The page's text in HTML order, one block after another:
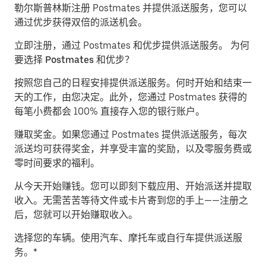
勒尔斯普林斯注册 Postmates 并提供派送服务，您可以
通过优步获得双倍的派送机会。
立即注册，通过 Postmates 和优步提供派送服务。 为何
要选择 Postmates 和优步？
按照您自己的日程安排提供派送服务。 何时开始和结束一
天的工作，由您决定。此外，您通过 Postmates 获得的
每笔小费都会 100% 直接存入您的银行账户。
赚取奖金。 如果您通过 Postmates 提供派送服务，每次
派送均可获得奖金，并享受丰富的奖励，以及零服务费或
零时间要求的福利。
从今天开始赚钱。 您可以即刻下载应用、开始派送并提取
收入。无需苦苦等待文件或卡片寄到您的手上——注册之
后，您就可以开始赚取收入。
​选择您的车辆。使用汽车、摩托车或自行车提供派送服
务。*